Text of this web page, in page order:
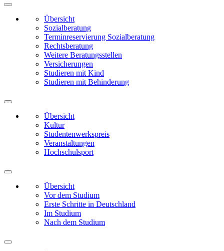
Übersicht
Sozialberatung
Terminreservierung Sozialberatung
Rechtsberatung
Weitere Beratungsstellen
Versicherungen
Studieren mit Kind
Studieren mit Behinderung
Übersicht
Kultur
Studentenwerkspreis
Veranstaltungen
Hochschulsport
Übersicht
Vor dem Studium
Erste Schritte in Deutschland
Im Studium
Nach dem Studium